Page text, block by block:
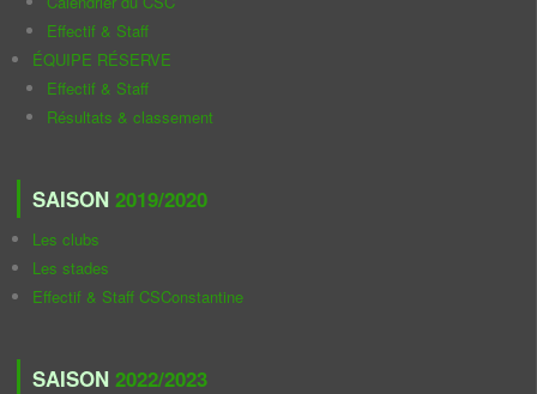
Effectif & Staff
ÉQUIPE RÉSERVE
Effectif & Staff
Résultats & classement
SAISON 2019/2020
Les clubs
Les stades
Effectif & Staff CSConstantine
SAISON 2022/2023